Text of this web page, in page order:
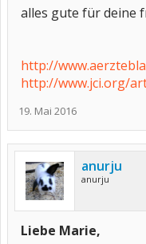
alles gute für deine
http://
http://www.jci.org/
19. Mai 2016
anurju
anurju
Liebe Marie,